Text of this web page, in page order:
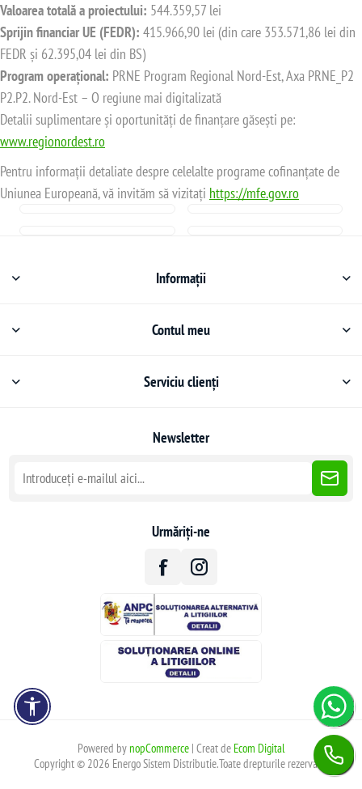
Valoarea totală a proiectului: 544.359,57 lei
Sprijin financiar UE (FEDR): 415.966,90 lei (din care 353.571,86 lei din
FEDR și 62.395,04 lei din BS)
Program operațional: PRNE Program Regional Nord-Est, Axa PRNE_P2
P2.P2. Nord-Est – O regiune mai digitalizată
Detalii suplimentare și oportunități de finanțare găsești pe:
www.regionordest.ro
Pentru informații detaliate despre celelalte programe cofinanțate de
Uniunea Europeană, vă invităm să vizitați https://mfe.gov.ro
Informații
Contul meu
Serviciu clienți
Newsletter
Urmăriți-ne
Powered bynopCommerce| Creat de Ecom Digital
Copyright © 2026 Energo Sistem Distributie.Toate drepturile rezervate.